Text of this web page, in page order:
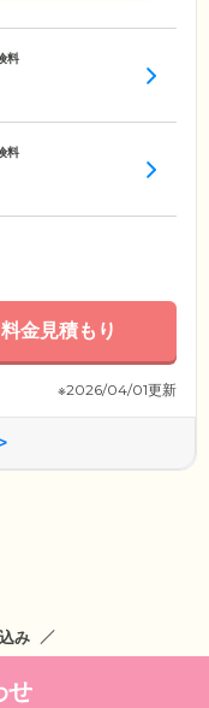
料
料
料金見積もり
※2026/04/01更新
み
せ